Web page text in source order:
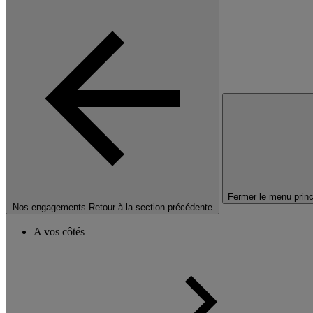
Nos engagements Retour à la section précédente
Fermer le menu
A vos côtés